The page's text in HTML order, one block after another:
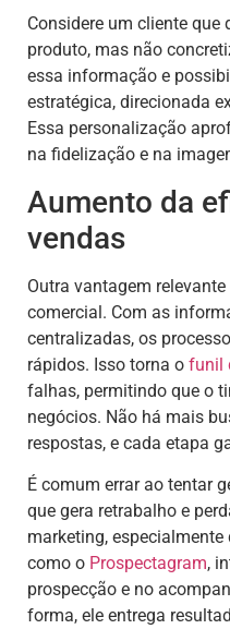
Considere um cliente que
produto, mas não
essa informação e
estratégica, direcionada
Essa personalização
na fidelização e na
Aumento da
vendas
Outra vantagem
comercial. Com as
centralizadas, os
rápidos. Isso torna o funil
falhas, permitindo que o
negócios. Não há mais
respostas, e cada etapa
É comum errar ao tentar
que gera retrabalho e
marketing,
como o Prospectagram,
prospecção e no
forma, ele entrega